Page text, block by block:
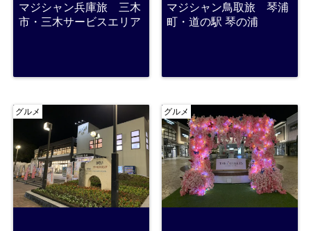
マジシャン兵庫旅 三木
市・三木サービスエリア
マジシャン鳥取旅 琴浦
町・道の駅 琴の浦
グルメ グルメ